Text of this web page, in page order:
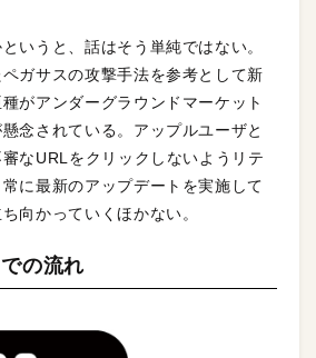
いうと、話はそう単純ではない。
ガサスの攻撃手法を参考として新
がアンダーグラウンドマーケット
念されている。アップルユーザと
なURLをクリックしないようリテ
に最新のアップデートを実施して
向かっていくほかない。
の流れ